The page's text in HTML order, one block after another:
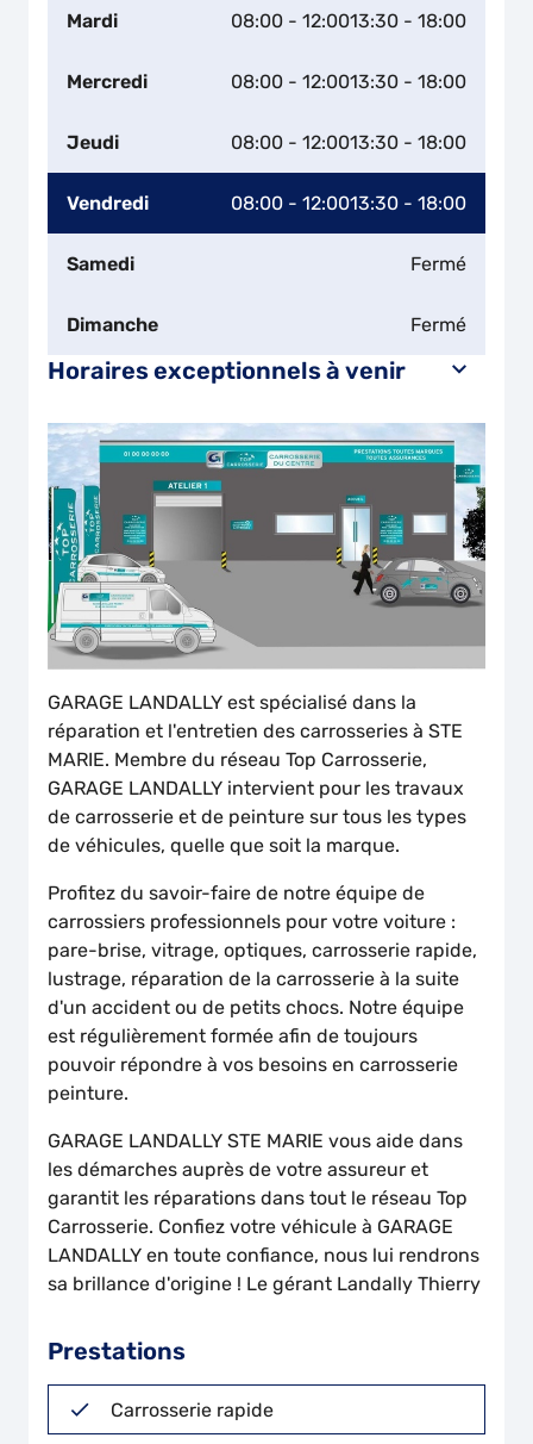
Mardi 08:00 - 12:0013:30 - 18:00
Mercredi 08:00 - 12:0013:30 - 18:00
Jeudi 08:00 - 12:0013:30 - 18:00
Vendredi 08:00 - 12:0013:30 - 18:00
Samedi Fermé
Dimanche Fermé
Horaires exceptionnels à venir
GARAGE LANDALLY est spécialisé dans la
réparation et l'entretien des carrosseries à STE
MARIE. Membre du réseau Top Carrosserie,
GARAGE LANDALLY intervient pour les travaux
de carrosserie et de peinture sur tous les types
de véhicules, quelle que soit la marque.
Profitez du savoir-faire de notre équipe de
carrossiers professionnels pour votre voiture :
pare-brise, vitrage, optiques, carrosserie rapide,
lustrage, réparation de la carrosserie à la suite
d'un accident ou de petits chocs. Notre équipe
est régulièrement formée afin de toujours
pouvoir répondre à vos besoins en carrosserie
peinture.
GARAGE LANDALLY STE MARIE vous aide dans
les démarches auprès de votre assureur et
garantit les réparations dans tout le réseau Top
Carrosserie. Confiez votre véhicule à GARAGE
LANDALLY en toute confiance, nous lui rendrons
sa brillance d'origine ! Le gérant Landally Thierry
Prestations
Carrosserie rapide